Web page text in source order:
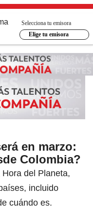
Selecciona tu emisora
Elige tu emisora
en marzo:
Colombia?
del Planeta,
incluido
cuándo es.